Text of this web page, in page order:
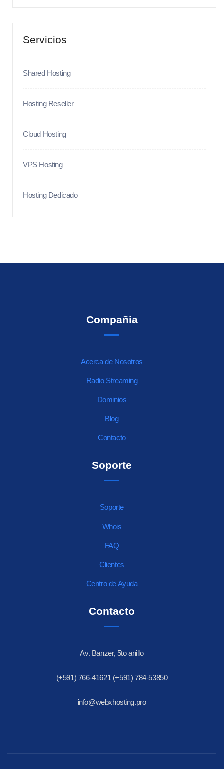
Servicios
Shared Hosting
Hosting Reseller
Cloud Hosting
VPS Hosting
Hosting Dedicado
Compañia
Acerca de Nosotros
Radio Streaming
Dominios
Blog
Contacto
Soporte
Soporte
Whois
FAQ
Clientes
Centro de Ayuda
Contacto
Av. Banzer, 5to anillo
(+591) 766-41621 (+591) 784-53850
info@webxhosting.pro